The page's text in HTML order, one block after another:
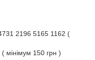
2196 5165 1162 (
мінімум 150 грн )